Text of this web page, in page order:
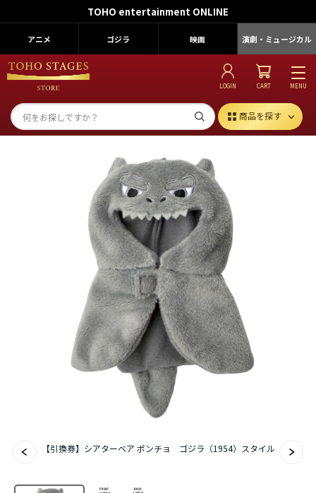
TOHO entertainment ONLINE
アニメ ゴジラ 映画 演劇・ミュージカル
LOGIN CART MENU
商品を探す
【引換券】シアターベア ポンチョ ゴジラ（1954）スタイル